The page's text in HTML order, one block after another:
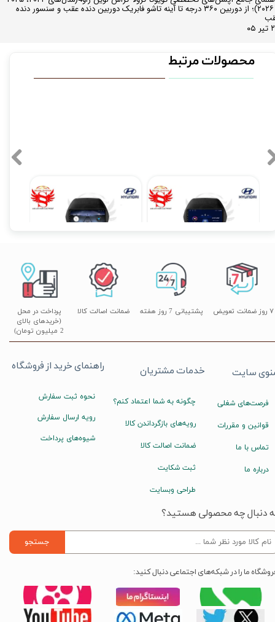
و ۲۰۲۶)؛ از دوربین ۳۶۰ درجه تا آینه تاشو فابریک دوربین دنده عقب و سنسور دنده
محصولات مرتبط
۱۹,۹۰۰,۰۰۰ تومان ۱۴,۸۹۰,۰۰۰ تومان
پشتیبانی 7 روز هفته
پرداخت در محل
(خریدهای بالای
2 میلیون تومان)
۷ روز ضمانت تعویض ضمانت اصالت کالا
راهنمای خرید از فروشگاه
نحوه ثبت سفارش
رویه ارسال سفارش
شیوه‌های پرداخت
خدمات مشتریان
چگونه به شما اعتماد کنم؟
رویه‌های بازگرداندن کالا
ضمانت اصالت کالا
ثبت شکایت
طراحی وبسایت
سایت
فرصت‌های شغلی
قوانین و مقررات
تماس با ما
درباره ما
دنبال چه محصولی هستید؟
جستجو
ما را در شبکه‌های اجتماعی دنبال کنید: